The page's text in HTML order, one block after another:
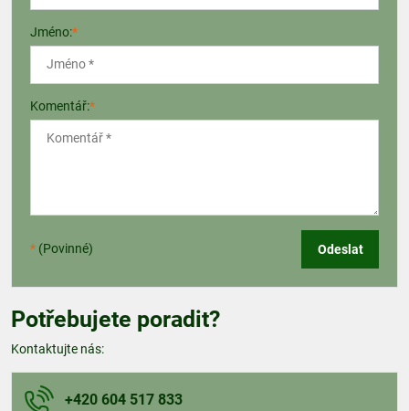
Jméno:*
Komentář:*
* (Povinné) Odeslat
Potřebujete poradit?
Kontaktujte nás:
+420 604 517 833